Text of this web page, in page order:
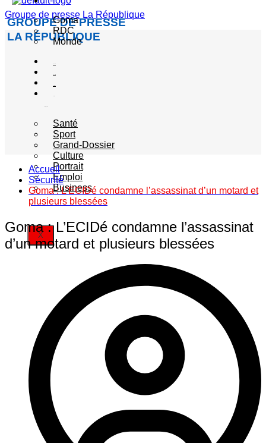
Groupe de presse La République
GROUPE DE PRESSE
LA RÉPUBLIQUE
Goma
RDC
Monde
Santé
Sport
Grand-Dossier
Culture
Portrait
Emploi
Business
X
Accueil
Sécurité
Goma : L’ECIDé condamne l’assassinat d’un motard et
plusieurs blessées
Goma : L’ECIDé condamne l’assassinat
d’un motard et plusieurs blessées